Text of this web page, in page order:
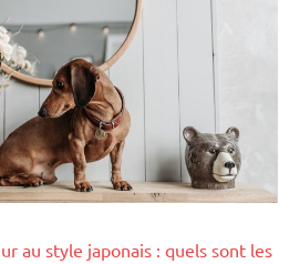
au style japonais : quels sont les